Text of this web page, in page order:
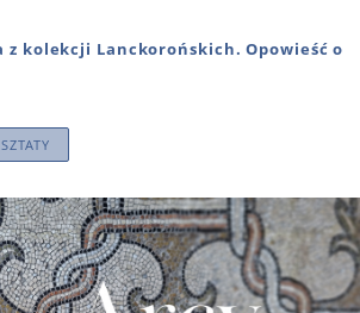
z kolekcji Lanckorońskich. Opowieść o